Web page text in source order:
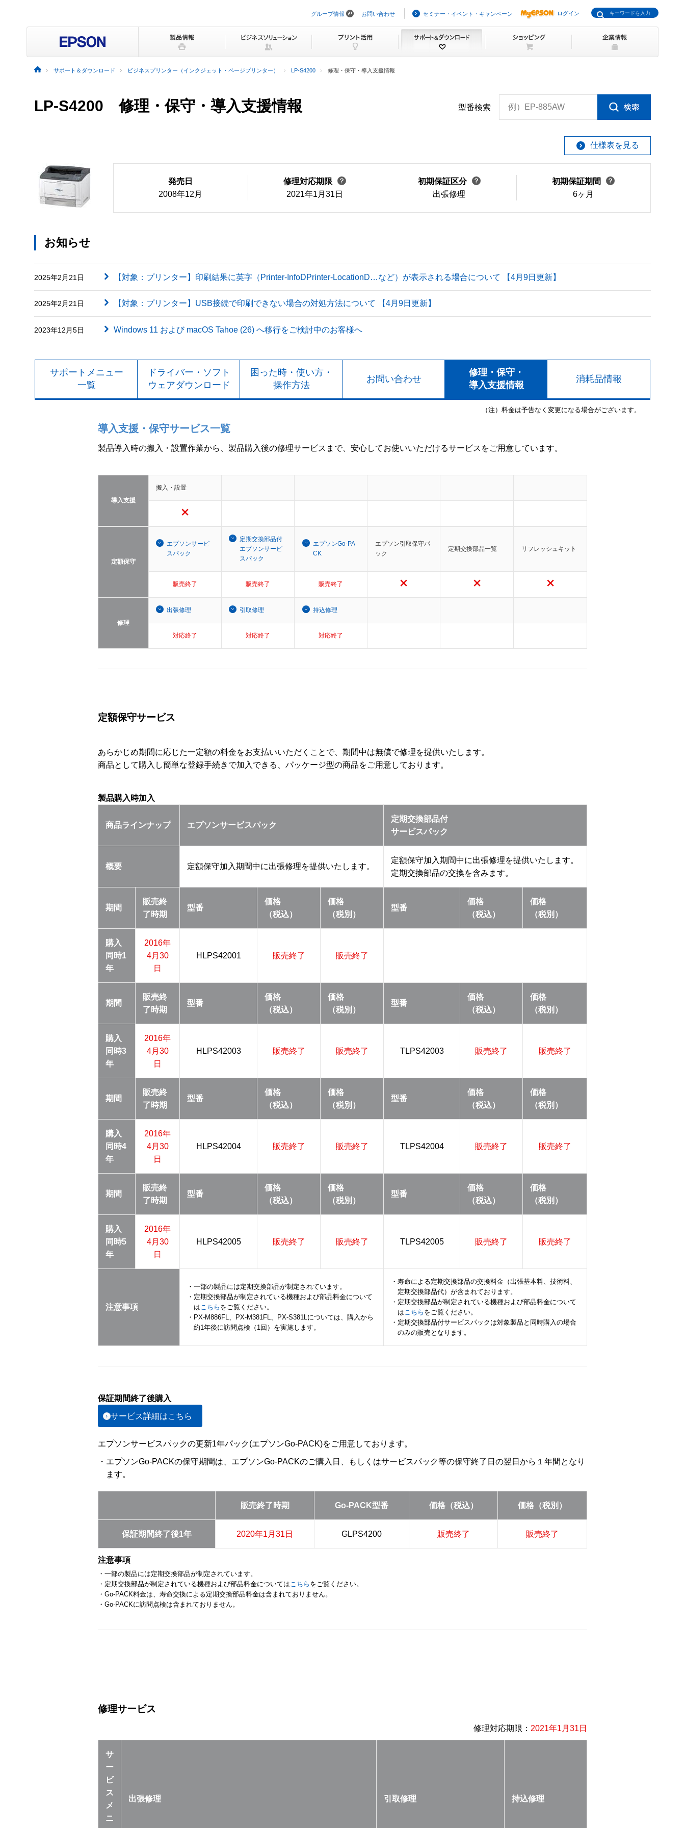
ビ
ョ
グループ情報 お問い合わせ セミナー・イベント・キャンペーン ログイン
サポート＆ダウンロード ビジネスプリンター（インクジェット・ページプリンター） LP-S4200 修理・保守・導入支援情報
LP-S4200 修理・保守・導入支援情報 型番検索 例）EP-885AW
仕様表を見る
発売日
2008年12月
修理対応期限
2021年1月31日
初期保証区分
出張修理
初期保証期間
6ヶ月
お知らせ
2025年2月21日 【対象：プリンター】印刷結果に英字（Printer-InfoDPrinter-LocationD…など）が表示される場合について 【4月9日更新】
2025年2月21日 【対象：プリンター】USB接続で印刷できない場合の対処方法について 【4月9日更新】
2023年12月5日 Windows 11 および macOS Tahoe (26) へ移行をご検討中のお客様へ
サポートメニュー
一覧
ドライバー・ソフト
ウェアダウンロード
困った時・使い方・
操作方法
お問い合わせ
修理・保守・
導入支援情報
消耗品情報
（注）料金は予告なく変更になる場合がございます。
導入支援・保守サービス一覧
製品導入時の搬入・設置作業から、製品購入後の修理サービスまで、安心してお使いいただけるサービスをご用意しています。
導入支援
搬入・設置
定額保守
エプソンサービ
スパック
定期交換部品付
エプソンサービ
スパック
エプソンGo-PA
CK
エプソン引取保守パ
ック
定期交換部品一覧 リフレッシュキット
販売終了 販売終了 販売終了
修理
出張修理 引取修理 持込修理
対応終了 対応終了 対応終了
定額保守サービス
あらかじめ期間に応じた一定額の料金をお支払いいただくことで、期間中は無償で修理を提供いたします。
商品として購入し簡単な登録手続きで加入できる、パッケージ型の商品をご用意しております。
製品購入時加入
商品ラインナップ エプソンサービスパック
定期交換部品付
サービスパック
概要 定額保守加入期間中に出張修理を提供いたします。
定額保守加入期間中に出張修理を提供いたします。
定期交換部品の交換を含みます。
期間
販売終
了 時期
型番
価格
（税込）
価格
（税別）
型番
価格
（税込）
価格
（税別）
購入
同時1
年
2016年
4月30
日
HLPS42001 販売終了 販売終了
期間
販売終
了 時期
型番
価格
（税込）
価格
（税別）
型番
価格
（税込）
価格
（税別）
購入
同時3
年
2016年
4月30
日
HLPS42003 販売終了 販売終了 TLPS42003 販売終了 販売終了
期間
販売終
了 時期
型番
価格
（税込）
価格
（税別）
型番
価格
（税込）
価格
（税別）
購入
同時4
年
2016年
4月30
日
HLPS42004 販売終了 販売終了 TLPS42004 販売終了 販売終了
期間
販売終
了 時期
型番
価格
（税込）
価格
（税別）
型番
価格
（税込）
価格
（税別）
購入
同時5
年
2016年
4月30
日
HLPS42005 販売終了 販売終了 TLPS42005 販売終了 販売終了
注意事項
・一部の製品には定期交換部品が制定されています。
・定期交換部品が制定されている機種および部品料金について
はこちら をご覧ください。
・PX-M886FL、PX-M381FL、PX-S381Lについては、購入から
約1年後に訪問点検（1回）を実施します。
・寿命による定期交換部品の交換料金（出張基本料、技術料、
定期交換部品代）が含まれております。
・定期交換部品が制定されている機種および部品料金について
はこちら をご覧ください。
・定期交換部品付サービスパックは対象製品と同時購入の場合
のみの販売となります。
保証期間終了後購入
サービス詳細はこちら
エプソンサービスパックの更新1年パック(エプソンGo-PACK)をご用意しております。
・エプソンGo-PACKの保守期間は、エプソンGo-PACKのご購入日、もしくはサービスパック等の保守終了日の翌日から１年間となり
ます。
販売終了時期 Go-PACK型番 価格（税込） 価格（税別）
保証期間終了後1年 2020年1月31日 GLPS4200 販売終了 販売終了
注意事項
・一部の製品には定期交換部品が制定されています。
・定期交換部品が制定されている機種および部品料金についてはこちら をご覧ください。
・Go-PACK料金は、寿命交換による定期交換部品料金は含まれておりません。
・Go-PACKに訪問点検は含まれておりません。
修理サービス
修理対応期限： 2021年1月31日
サ
ー
ビ
ス
メ
ニ
出張修理 引取修理 持込修理